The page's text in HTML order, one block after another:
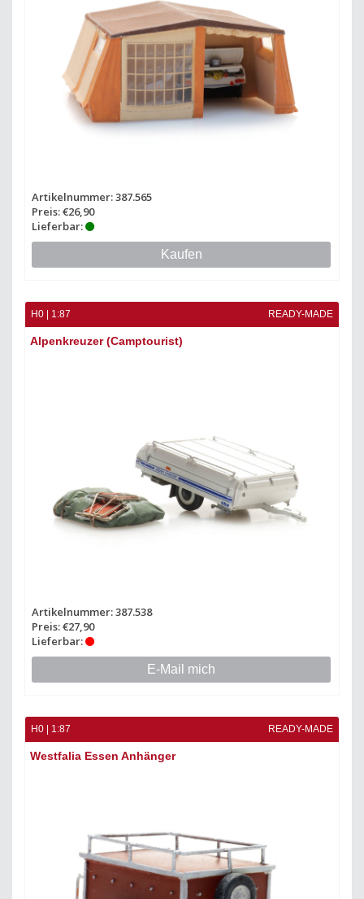
Artikelnummer: 387.565
Preis: €26,90
Lieferbar:
Kaufen
H0 | 1:87 READY-MADE
Alpenkreuzer (Camptourist)
Artikelnummer: 387.538
Preis: €27,90
Lieferbar:
E-Mail mich
H0 | 1:87 READY-MADE
Westfalia Essen Anhänger